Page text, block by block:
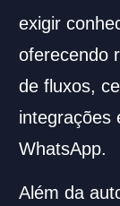
exigir
oferecendo
de fluxos,
integrações
WhatsApp.
Além da